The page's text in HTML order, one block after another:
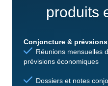
produits
Conjoncture & prévsions
Réunions mensuelles
prévisions économiques
Dossiers et notes